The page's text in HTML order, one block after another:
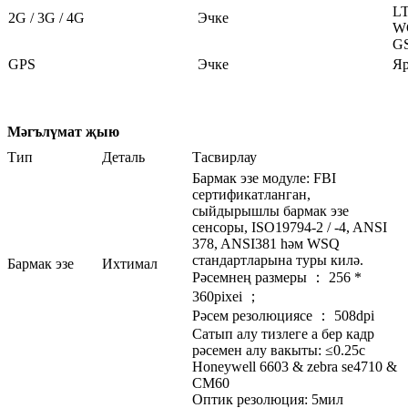
2G / 3G / 4G Эчке
GPS
Эчке
Мәгълүмат җыю
Тип
Деталь Тасвирлау
Бармак эзе Ихтимал
Бармак эзе модуле: FBI
сертификатланган,
сыйдырышлы бармак эзе
сенсоры, ISO19794-2 / ​​-4, ANSI
378, ANSI381 һәм WSQ
стандартларына туры килә.
Рәсемнең размеры ： 256 *
360pixei ；
Рәсем резолюциясе ： 508dpi
Сатып алу тизлеге a бер кадр
рәсемен алу вакыты: ≤0.25с
Honeywell 6603 & zebra se4710 &
CM60
Оптик резолюция: 5мил